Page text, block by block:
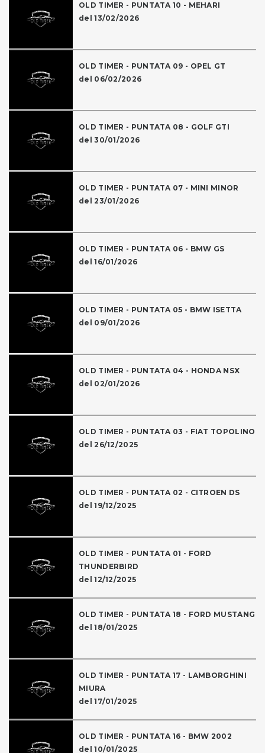
OLD TIMER - PUNTATA 10 - MEHARI
del 13/02/2026
OLD TIMER - PUNTATA 09 - OPEL GT
del 06/02/2026
OLD TIMER - PUNTATA 08 - GOLF GTI
del 30/01/2026
OLD TIMER - PUNTATA 07 - MINI MINOR
del 23/01/2026
OLD TIMER - PUNTATA 06 - BMW GS
del 16/01/2026
OLD TIMER - PUNTATA 05 - BMW ISETTA
del 09/01/2026
OLD TIMER - PUNTATA 04 - HONDA NSX
del 02/01/2026
OLD TIMER - PUNTATA 03 - FIAT TOPOLINO
del 26/12/2025
OLD TIMER - PUNTATA 02 - CITROEN DS
del 19/12/2025
OLD TIMER - PUNTATA 01 - FORD
THUNDERBIRD
del 12/12/2025
OLD TIMER - PUNTATA 18 - FORD MUSTANG
del 18/01/2025
OLD TIMER - PUNTATA 17 - LAMBORGHINI
MIURA
del 17/01/2025
OLD TIMER - PUNTATA 16 - BMW 2002
del 10/01/2025